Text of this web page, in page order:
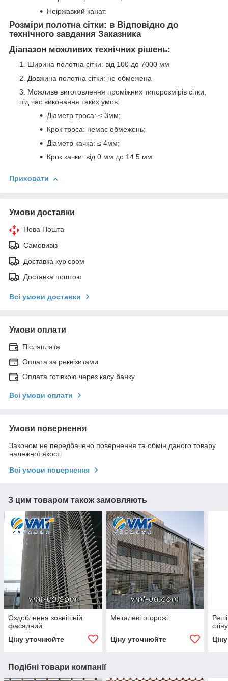
Неіржавкий канат.
Розміри полотна сітки: в Відповідно до
технічного завдання Заказника
Діапазон можливих технічних рішень:
Ширина полотна сітки: від 100 до 7000 мм
Довжина полотна сітки: не обмежена
Можливе виготовлення проміжних типорозмірів сітки,
під час виконання таких умов:
Діаметр троса: ≤ 3мм;
Крок троса: немає обмежень;
Діаметр качка: ≤ 4мм;
Крок качки: від 0 мм до 14.5 мм
Приховати
Умови доставки
Нова Пошта
Самовивіз
Доставка кур'єром
Доставка поштою
Всі умови доставки
Умови оплати
Післяплата
Оплата за реквізитами
Оплата готівкою через касу банку
Всі умови оплати
Умови повернення
Законом не передбачено повернення та обмін даного товару
належної якості
Всі умови повернення
З цим товаром також замовляють
Оздоблення зовнішній
фасадний
Ціну уточнюйте
Металеві огорожі
Ціну уточнюйте
стіну
Подібні товари компанії